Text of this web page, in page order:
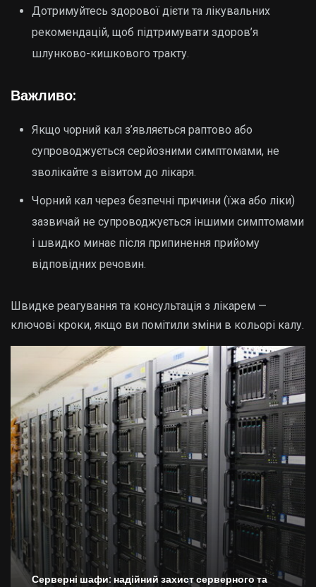
Дотримуйтесь здорової дієти та лікувальних
рекомендацій, щоб підтримувати здоров’я
шлунково-кишкового тракту.
Важливо:
Якщо чорний кал з’являється раптово або
супроводжується серйозними симптомами, не
зволікайте з візитом до лікаря.
Чорний кал через безпечні причини (їжа або ліки)
зазвичай не супроводжується іншими симптомами
і швидко минає після припинення прийому
відповідних речовин.
Швидке реагування та консультація з лікарем —
ключові кроки, якщо ви помітили зміни в кольорі калу.
Серверні шафи: надійний захист серверного та